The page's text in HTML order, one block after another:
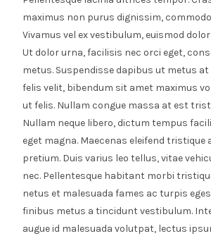
maximus non purus dignissim,
Vivamus vel ex vestibulum, euismod
Ut dolor urna, facilisis nec orci eget,
metus. Suspendisse dapibus ut metus
felis velit, bibendum sit amet maximus
ut felis. Nullam congue massa at est
Nullam neque libero, dictum tempus
eget magna. Maecenas eleifend tristique
pretium. Duis varius leo tellus, vitae
nec. Pellentesque habitant morbi
netus et malesuada fames ac turpis
finibus metus a tincidunt vestibulum.
augue id malesuada volutpat, lectus